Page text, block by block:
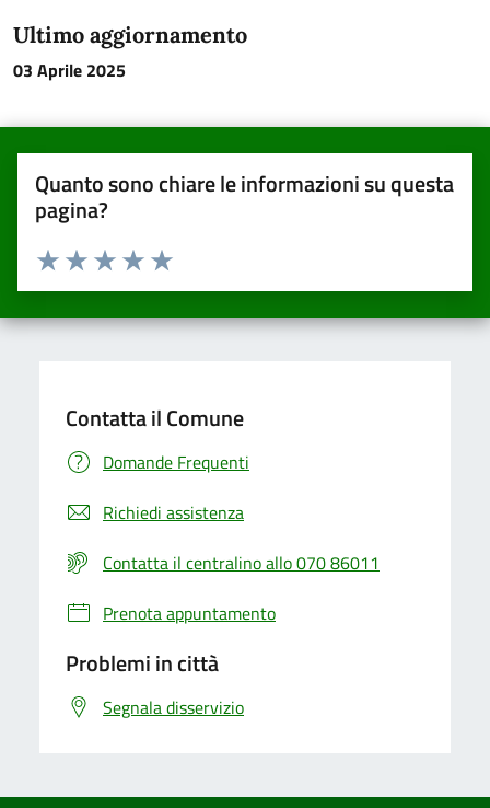
Ultimo aggiornamento
03 Aprile 2025
Quanto sono chiare le informazioni su questa
pagina?
Valuta da 1 a 5 stelle la pagina
Valuta 5 stelle su 5
Valuta 4 stelle su 5
Valuta 3 stelle su 5
Valuta 2 stelle su 5
Valuta una stella su 5
Contatta il Comune
Domande Frequenti
Richiedi assistenza
Contatta il centralino allo 070 86011
Prenota appuntamento
Problemi in città
Segnala disservizio